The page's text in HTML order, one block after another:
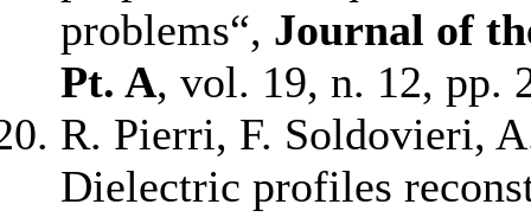
problems“, Journal of
Pt. A, vol. 19, n. 12, pp.
R. Pierri, F. Soldovieri,
Dielectric profiles